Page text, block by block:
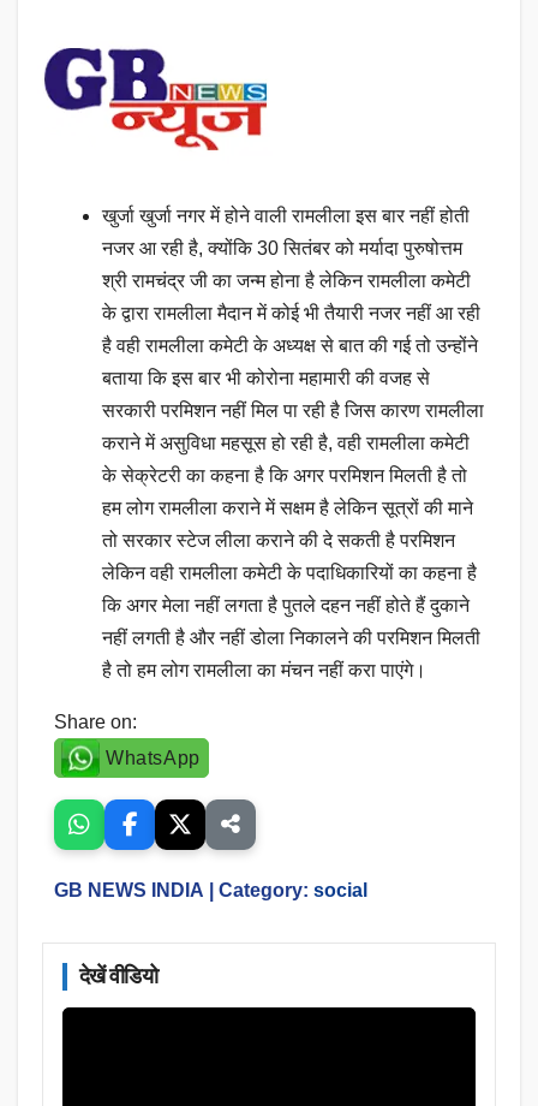
खुर्जा खुर्जा नगर में होने वाली रामलीला इस बार नहीं होती
नजर आ रही है, क्योंकि 30 सितंबर को मर्यादा पुरुषोत्तम
श्री रामचंद्र जी का जन्म होना है लेकिन रामलीला कमेटी
के द्वारा रामलीला मैदान में कोई भी तैयारी नजर नहीं आ रही
है वही रामलीला कमेटी के अध्यक्ष से बात की गई तो उन्होंने
बताया कि इस बार भी कोरोना महामारी की वजह से
सरकारी परमिशन नहीं मिल पा रही है जिस कारण रामलीला
कराने में असुविधा महसूस हो रही है, वही रामलीला कमेटी
के सेक्रेटरी का कहना है कि अगर परमिशन मिलती है तो
हम लोग रामलीला कराने में सक्षम है लेकिन सूत्रों की माने
तो सरकार स्टेज लीला कराने की दे सकती है परमिशन
लेकिन वही रामलीला कमेटी के पदाधिकारियों का कहना है
कि अगर मेला नहीं लगता है पुतले दहन नहीं होते हैं दुकाने
नहीं लगती है और नहीं डोला निकालने की परमिशन मिलती
है तो हम लोग रामलीला का मंचन नहीं करा पाएंगे।
Share on:
WhatsApp
GB NEWS INDIA | Category: social
देखें वीडियो